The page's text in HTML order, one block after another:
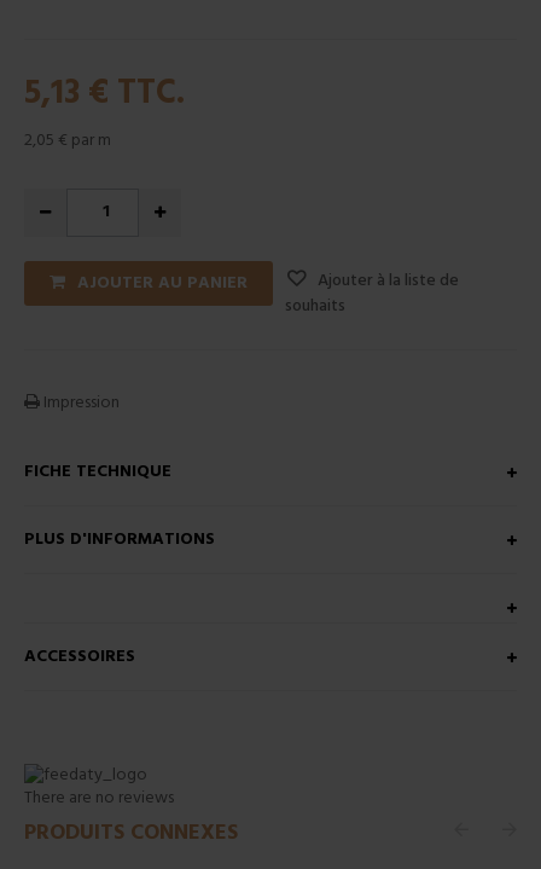
5,13 € TTC.
2,05 € par m
AJOUTER AU PANIER
Ajouter à la liste de
souhaits
Impression
FICHE TECHNIQUE
PLUS D'INFORMATIONS
ACCESSOIRES
There are no reviews
PRODUITS CONNEXES